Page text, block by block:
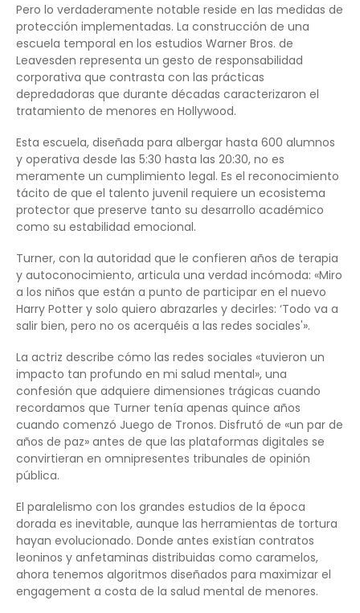
Pero lo verdaderamente notable reside en las medidas de
protección implementadas. La construcción de una
escuela temporal en los estudios Warner Bros. de
Leavesden representa un gesto de responsabilidad
corporativa que contrasta con las prácticas
depredadoras que durante décadas caracterizaron el
tratamiento de menores en Hollywood.
Esta escuela, diseñada para albergar hasta 600 alumnos
y operativa desde las 5:30 hasta las 20:30, no es
meramente un cumplimiento legal. Es el reconocimiento
tácito de que el talento juvenil requiere un ecosistema
protector que preserve tanto su desarrollo académico
como su estabilidad emocional.
Turner, con la autoridad que le confieren años de terapia
y autoconocimiento, articula una verdad incómoda: «Miro
a los niños que están a punto de participar en el nuevo
Harry Potter y solo quiero abrazarles y decirles: ‘Todo va a
salir bien, pero no os acerquéis a las redes sociales'».
La actriz describe cómo las redes sociales «tuvieron un
impacto tan profundo en mi salud mental», una
confesión que adquiere dimensiones trágicas cuando
recordamos que Turner tenía apenas quince años
cuando comenzó Juego de Tronos. Disfrutó de «un par de
años de paz» antes de que las plataformas digitales se
convirtieran en omnipresentes tribunales de opinión
pública.
El paralelismo con los grandes estudios de la época
dorada es inevitable, aunque las herramientas de tortura
hayan evolucionado. Donde antes existían contratos
leoninos y anfetaminas distribuidas como caramelos,
ahora tenemos algoritmos diseñados para maximizar el
engagement a costa de la salud mental de menores.